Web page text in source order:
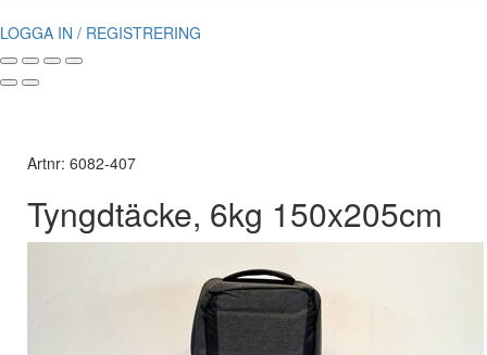
LOGGA IN / REGISTRERING
Artnr: 6082-407
Tyngdtäcke, 6kg 150x205cm